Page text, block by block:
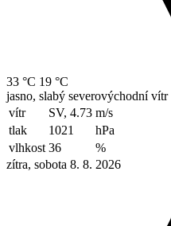
33 °C 19 °C
jasno, slabý severovýchodní vítr
vítr
SV, 4.73 m/s
tlak
1021
hPa
vlhkost 36
%
zítra, sobota 8. 8. 2026